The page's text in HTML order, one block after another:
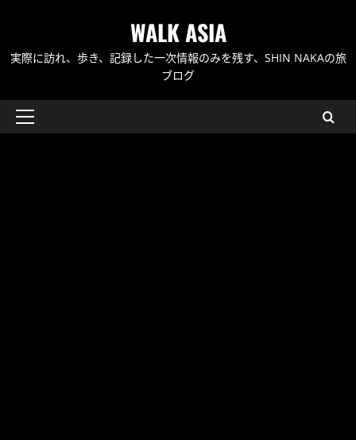
ス
WALK ASIA
実際に訪れ、歩き、記録した一次情報のみを残す、SHIN NAKAの旅
ブログ
メ